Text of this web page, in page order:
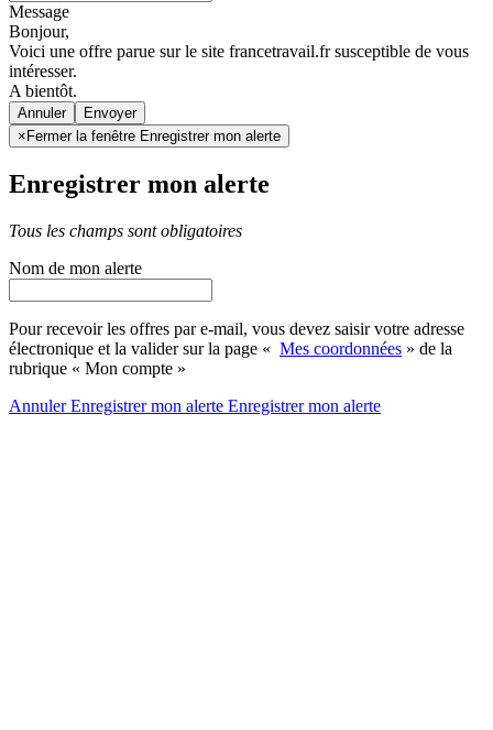
Message
Bonjour,
Voici une offre parue sur le site francetravail.fr susceptible de vous
intéresser.
A bientôt.
Annuler
× Fermer la fenêtre Enregistrer mon alerte
Enregistrer mon alerte
Tous les champs sont obligatoires
Nom de mon alerte
Pour recevoir les offres par e-mail, vous devez saisir votre adresse
électronique et la valider sur la page « Mes coordonnées » de la
rubrique « Mon compte »
AnnulerEnregistrer mon alerte Enregistrermon alerte